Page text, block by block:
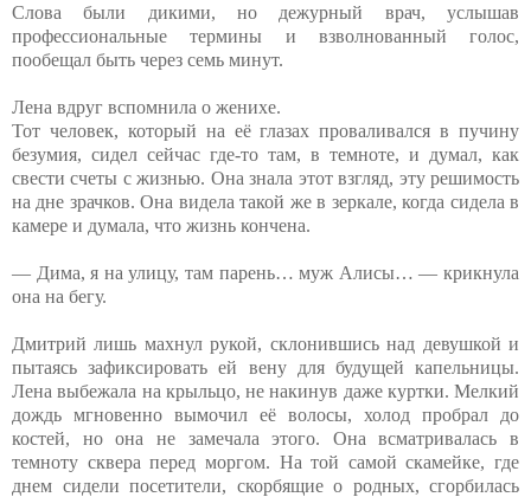
Слова были дикими, но дежурный врач, услышав
профессиональные термины и взволнованный голос,
пообещал быть через семь минут.
Лена вдруг вспомнила о женихе.
Тот человек, который на её глазах проваливался в пучину
безумия, сидел сейчас где-то там, в темноте, и думал, как
свести счеты с жизнью. Она знала этот взгляд, эту решимость
на дне зрачков. Она видела такой же в зеркале, когда сидела в
камере и думала, что жизнь кончена.
— Дима, я на улицу, там парень… муж Алисы… — крикнула
она на бегу.
Дмитрий лишь махнул рукой, склонившись над девушкой и
пытаясь зафиксировать ей вену для будущей капельницы.
Лена выбежала на крыльцо, не накинув даже куртки. Мелкий
дождь мгновенно вымочил её волосы, холод пробрал до
костей, но она не замечала этого. Она всматривалась в
темноту сквера перед моргом. На той самой скамейке, где
днем сидели посетители, скорбящие о родных, сгорбилась